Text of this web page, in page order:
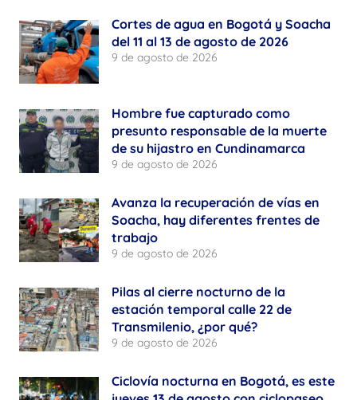
Cortes de agua en Bogotá y Soacha
del 11 al 13 de agosto de 2026
9 de agosto de 2026
Hombre fue capturado como
presunto responsable de la muerte
de su hijastro en Cundinamarca
9 de agosto de 2026
Avanza la recuperación de vías en
Soacha, hay diferentes frentes de
trabajo
9 de agosto de 2026
Pilas al cierre nocturno de la
estación temporal calle 22 de
Transmilenio, ¿por qué?
9 de agosto de 2026
Ciclovía nocturna en Bogotá, es este